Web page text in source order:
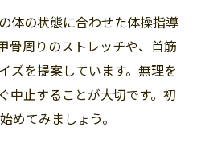
体の状態に合わせた体操指導
骨周りのストレッチや、首筋
ズを提案しています。無理を
中止することが大切です。初
めてみましょう。